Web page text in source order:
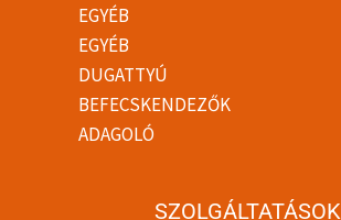
EGYÉB
EGYÉB
DUGATTYÚ
BEFECSKENDEZŐK
ADAGOLÓ
SZOLGÁLTATÁSOK